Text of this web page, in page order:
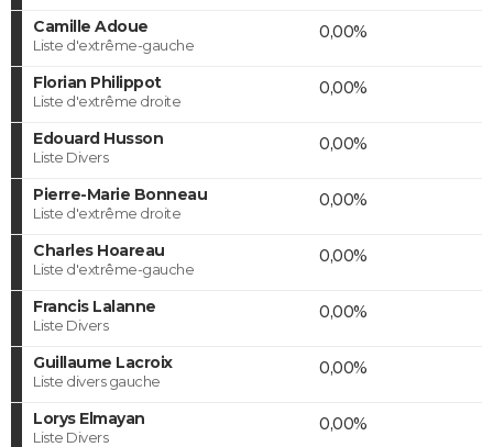
Camille Adoue
Liste d'extrême-gauche
0,00%
Florian Philippot
Liste d'extrême droite
0,00%
Edouard Husson
Liste Divers
0,00%
Pierre-Marie Bonneau
Liste d'extrême droite
0,00%
Charles Hoareau
Liste d'extrême-gauche
0,00%
Francis Lalanne
Liste Divers
0,00%
Guillaume Lacroix
Liste divers gauche
0,00%
Lorys Elmayan
Liste Divers
0,00%